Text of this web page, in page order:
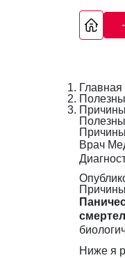
Главная
Причины
Причины
Врач
Причины
Ниже я